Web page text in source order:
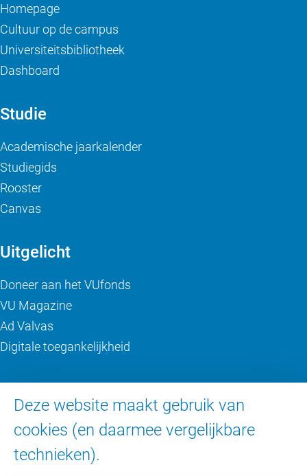
Deze website maakt gebruik van
cookies (en daarmee vergelijkbare
technieken).
Homepage
Cultuur op de campus
Universiteitsbibliotheek
Dashboard
Studie
Academische jaarkalender
Studiegids
Rooster
Canvas
Uitgelicht
Doneer aan het VUfonds
VU Magazine
Ad Valvas
Digitale toegankelijkheid
Contact en route
Werken bij de VU
Faculteiten